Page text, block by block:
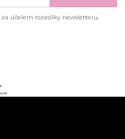
za účelem rozesílky newsletteru.